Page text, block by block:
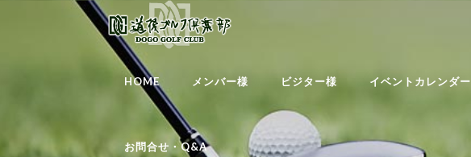
HOME メンバー様 ビジター様 イベントカレンダー
お問合せ・Q&A